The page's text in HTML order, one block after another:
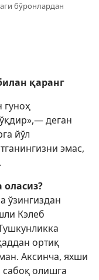
бўронлардан
қаранг
гуноҳ
деган
йўл
эмас,
ўзингиздан
Кэлеб
ортиқ
Аксинча, яхши
сабоқ олишга